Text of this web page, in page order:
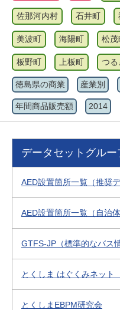
佐那河内村 石井町
美波町 海陽町 松茂
板野町 上板町 つる
徳島県の商業 産業別
年間商品販売額 2014
データセットグルー
AED設置箇所一覧（推奨
AED設置箇所一覧（自治
GTFS-JP（標準的なバス
とくしま はぐくみネット
とくしまEBPM研究会